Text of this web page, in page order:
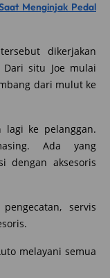
Menginjak Pedal
dikerjakan
situ Joe mulai
dari mulut ke
lagi ke pelanggan.
Ada yang
dengan aksesoris
servis
melayani semua